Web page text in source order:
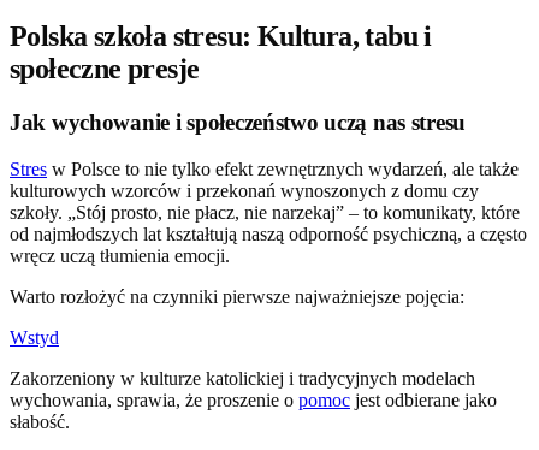
Polska szkoła stresu: Kultura, tabu i
społeczne presje
Jak wychowanie i społeczeństwo uczą nas stresu
Stres w Polsce to nie tylko efekt zewnętrznych wydarzeń, ale także
kulturowych wzorców i przekonań wynoszonych z domu czy
szkoły. „Stój prosto, nie płacz, nie narzekaj” – to komunikaty, które
od najmłodszych lat kształtują naszą odporność psychiczną, a często
wręcz uczą tłumienia emocji.
Warto rozłożyć na czynniki pierwsze najważniejsze pojęcia:
Wstyd
Zakorzeniony w kulturze katolickiej i tradycyjnych modelach
wychowania, sprawia, że proszenie o pomoc jest odbierane jako
słabość.